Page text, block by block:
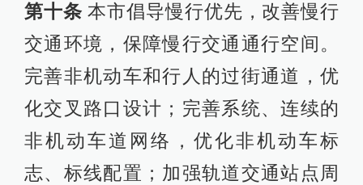
第十条 本市倡导慢行优先，改善慢行
交通环境，保障慢行交通通行空间。
完善非机动车和行人的过街通道，优
化交叉路口设计；完善系统、连续的
非机动车道网络，优化非机动车标
志、标线配置；加强轨道交通站点周